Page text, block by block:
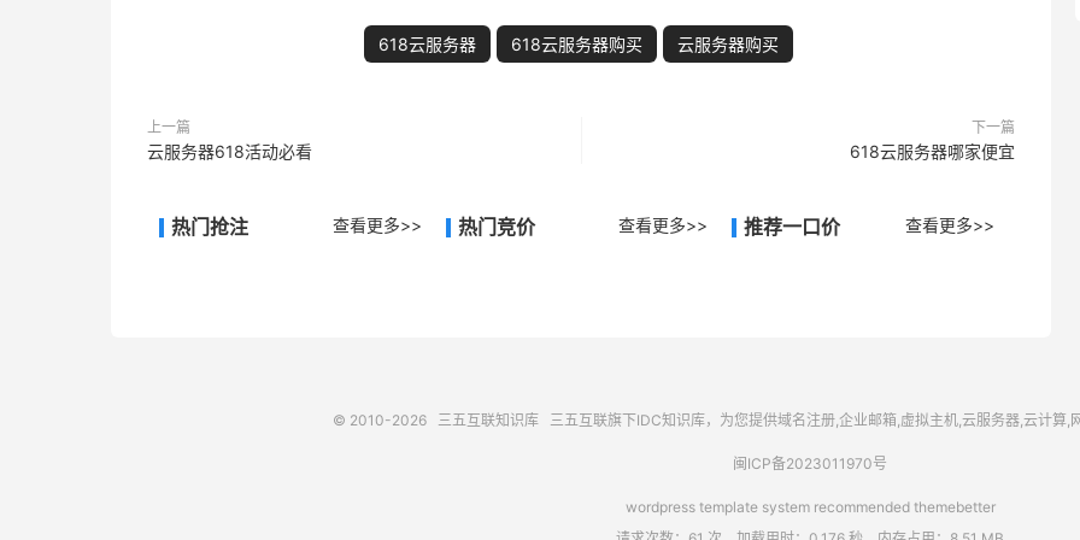
618云服务器 618云服务器购买 云服务器购买
上一篇
云服务器618活动必看
下一篇
618云服务器哪家便宜
热门抢注 查看更多>> 热门竞价 查看更多>> 推荐一口价 查看更多>>
© 2010-2026 三五互联知识库 三五互联旗下IDC知识库，为您提供域名注册,企业邮箱,虚拟主机,云服务器,云计算,
闽ICP备2023011970号
wordpress template system recommended themebetter